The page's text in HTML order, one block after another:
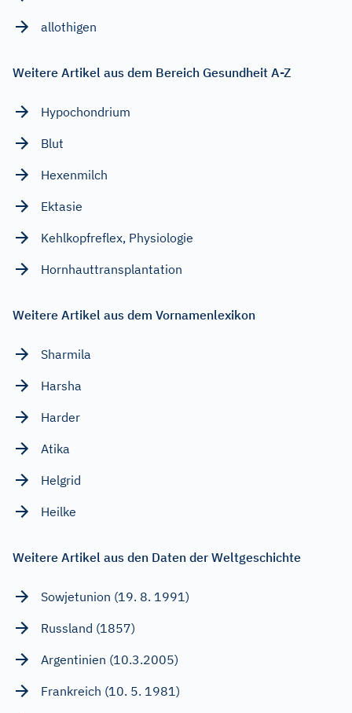
allothigen
Weitere Artikel aus dem Bereich Gesundheit A-Z
Hypochondrium
Blut
Hexenmilch
Ektasie
Kehlkopfreflex, Physiologie
Hornhauttransplantation
Weitere Artikel aus dem Vornamenlexikon
Sharmila
Harsha
Harder
Atika
Helgrid
Heilke
Weitere Artikel aus den Daten der Weltgeschichte
Sowjetunion (19. 8. 1991)
Russland (1857)
Argentinien (10.3.2005)
Frankreich (10. 5. 1981)